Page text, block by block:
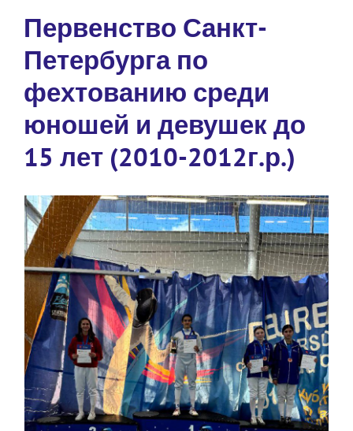
Первенство Санкт-
Петербурга по
фехтованию среди
юношей и девушек до
15 лет (2010-2012г.р.)